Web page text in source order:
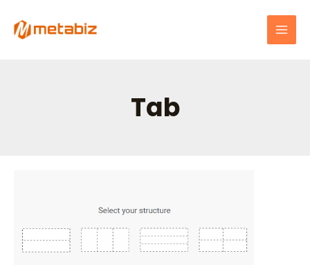
Tab
置
教
學：